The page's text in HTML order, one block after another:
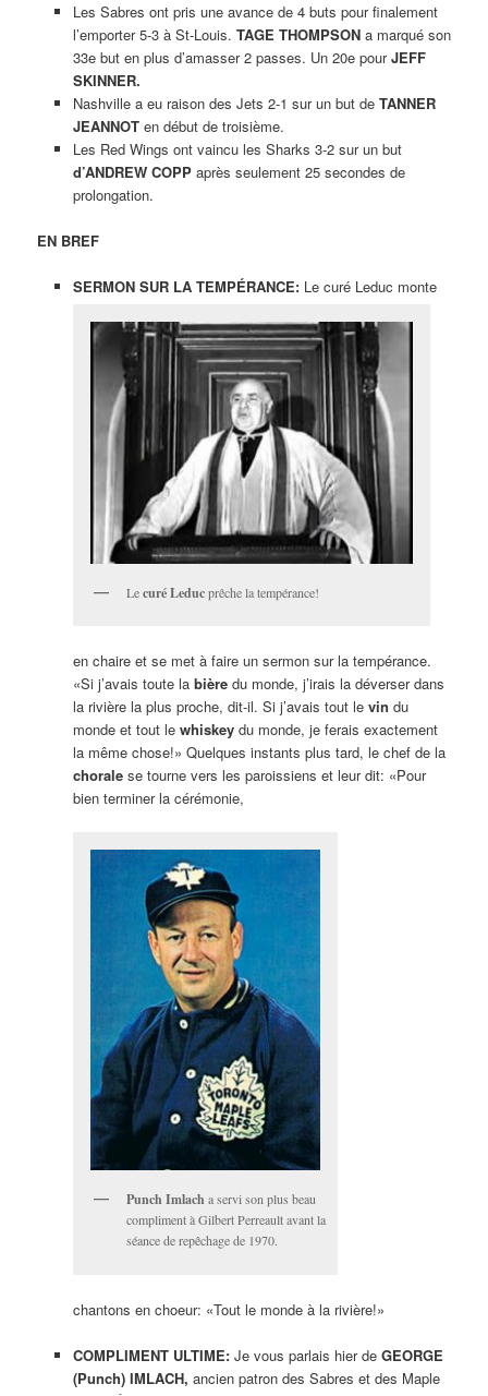
Les Sabres ont pris une avance de 4 buts pour finalement
l’emporter 5-3 à St-Louis. TAGE THOMPSONa marqué son
33e but en plus d’amasser 2 passes. Un 20e pourJEFF
SKINNER.
Nashville a eu raison des Jets 2-1 sur un but de TANNER
JEANNOTen début de troisième.
Les Red Wings ont vaincu les Sharks 3-2 sur un but
d’ANDREW COPPaprès seulement 25 secondes de
prolongation.
EN BREF
SERMON SUR LA TEMPÉRANCE: Le curé Leduc monte
Lecuré Leducprêche la tempérance!
en chaire et se met à faire un sermon sur la tempérance.
«Si j’avais toute la bièredu monde, j’irais la déverser dans
la rivière la plus proche, dit-il. Si j’avais tout le vin du
monde et tout le whiskeydu monde, je ferais exactement
la même chose!» Quelques instants plus tard, le chef de la
choralese tourne vers les paroissiens et leur dit: «Pour
bien terminer la cérémonie,
Punch Imlach a servi son plus beau
compliment à Gilbert Perreault avant la
séance de repêchage de 1970.
chantons en choeur: «Tout le monde à la rivière!»
COMPLIMENT ULTIME: Je vous parlais hier de GEORGE
(Punch) IMLACH, ancien patron des Sabres et des Maple